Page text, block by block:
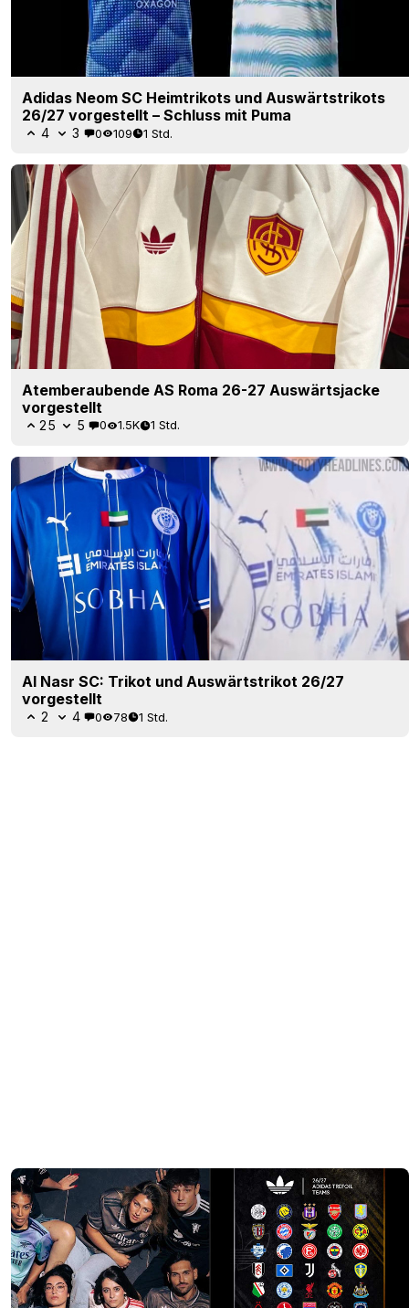
Adidas Neom SC Heimtrikots und Auswärtstrikots
26/27 vorgestellt – Schluss mit Puma
4 3 0 109 1 Std.
Atemberaubende AS Roma 26-27 Auswärtsjacke
vorgestellt
25 5 0 1.5K 1 Std.
Al Nasr SC: Trikot und Auswärtstrikot 26/27
vorgestellt
2 4 0 78 1 Std.